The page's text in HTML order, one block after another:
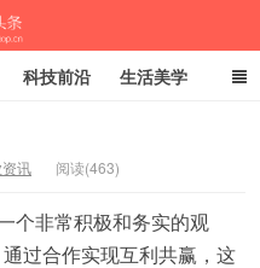
科技前沿 生活美学
讯 阅读(463)
个非常积极和务实的观
过合作实现互利共赢，这